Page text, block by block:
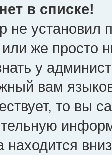
в списке!
не установил
же просто
у
вам
то вы
находится